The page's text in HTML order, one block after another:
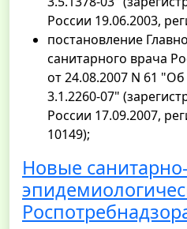
России 19.06.2003,
постановление
санитарного врача
от 24.08.2007 N 61
3.1.2260-07"
России 17.09.2007,
10149);
Новые санитарно-